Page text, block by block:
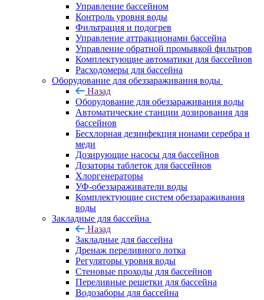
Управление бассейном
Контроль уровня воды
Фильтрация и подогрев
Управление аттракционами бассейна
Управление обратной промывкой фильтров
Комплектующие автоматики для бассейнов
Расходомеры для бассейна
Оборудование для обеззараживания воды
Назад
Оборудование для обеззараживания воды
Автоматические станции дозирования для
бассейнов
Беcхлорная дезинфекция ионами серебра и
меди
Дозирующие насосы для бассейнов
Дозаторы таблеток для бассейнов
Хлоргенераторы
УФ-обеззараживатели воды
Комплектующие систем обеззараживания
воды
Закладные для бассейна
Назад
Закладные для бассейна
Дренаж переливного лотка
Регуляторы уровня воды
Стеновые проходы для бассейнов
Переливные решетки для бассейна
Водозаборы для бассейна